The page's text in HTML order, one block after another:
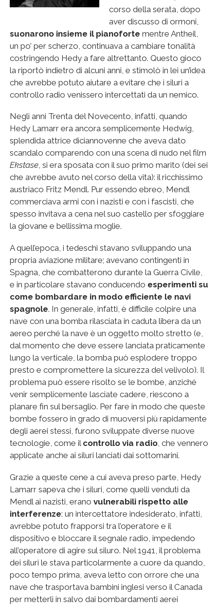
corso della serata, dopo
aver discusso di ormoni,
suonarono insieme il pianoforte mentre Antheil,
un po’ per scherzo, continuava a cambiare tonalità
costringendo Hedy a fare altrettanto. Questo gioco
la riportò indietro di alcuni anni, e stimolò in lei un’idea
che avrebbe potuto aiutare a evitare che i siluri a
controllo radio venissero intercettati da un nemico.
Negli anni Trenta del Novecento, infatti, quando
Hedy Lamarr era ancora semplicemente Hedwig,
splendida attrice diciannovenne che aveva dato
scandalo comparendo con una scena di nudo nel film
Ekstase, si era sposata con il suo primo marito (dei sei
che avrebbe avuto nel corso della vita): il ricchissimo
austriaco Fritz Mendl. Pur essendo ebreo, Mendl
commerciava armi con i nazisti e con i fascisti, che
spesso invitava a cena nel suo castello per sfoggiare
la giovane e bellissima moglie.
A quell’epoca, i tedeschi stavano sviluppando una
propria aviazione militare; avevano contingenti in
Spagna, che combatterono durante la Guerra Civile,
e in particolare stavano conducendo esperimenti su
come bombardare in modo efficiente le navi
spagnole. In generale, infatti, è difficile colpire una
nave con una bomba rilasciata in caduta libera da un
aereo perché la nave è un oggetto molto stretto (e,
dal momento che deve essere lanciata praticamente
lungo la verticale, la bomba può esplodere troppo
presto e compromettere la sicurezza del velivolo). Il
problema può essere risolto se le bombe, anziché
venir semplicemente lasciate cadere, riescono a
planare fin sul bersaglio. Per fare in modo che queste
bombe fossero in grado di muoversi più rapidamente
degli aerei stessi, furono sviluppate diverse nuove
tecnologie, come il controllo via radio, che vennero
applicate anche ai siluri lanciati dai sottomarini.
Grazie a queste cene a cui aveva preso parte, Hedy
Lamarr sapeva che i siluri, come quelli venduti da
Mendl ai nazisti, erano vulnerabili rispetto alle
interferenze: un intercettatore indesiderato, infatti,
avrebbe potuto frapporsi tra l’operatore e il
dispositivo e bloccare il segnale radio, impedendo
all’operatore di agire sul siluro. Nel 1941, il problema
dei siluri le stava particolarmente a cuore da quando,
poco tempo prima, aveva letto con orrore che una
nave che trasportava bambini inglesi verso il Canada
per metterli in salvo dai bombardamenti aerei